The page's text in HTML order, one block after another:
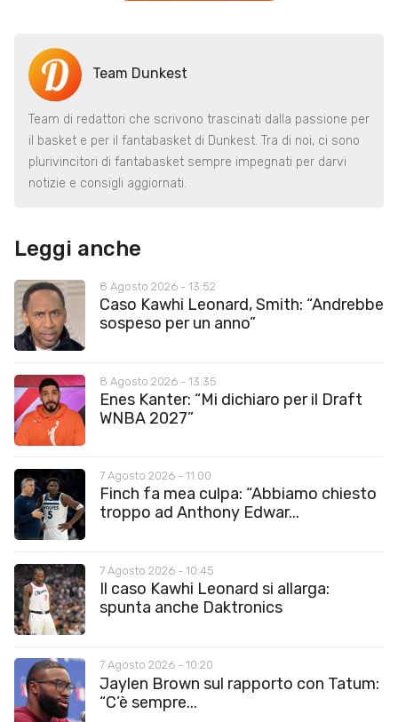
Team Dunkest
Team di redattori che scrivono trascinati dalla passione per
il basket e per il fantabasket di Dunkest. Tra di noi, ci sono
plurivincitori di fantabasket sempre impegnati per darvi
notizie e consigli aggiornati.
Leggi anche
8 Agosto 2026 - 13:52
Caso Kawhi Leonard, Smith: “Andrebbe
sospeso per un anno”
8 Agosto 2026 - 13:35
Enes Kanter: “Mi dichiaro per il Draft
WNBA 2027”
7 Agosto 2026 - 11:00
Finch fa mea culpa: “Abbiamo chiesto
troppo ad Anthony Edwar...
7 Agosto 2026 - 10:45
Il caso Kawhi Leonard si allarga:
spunta anche Daktronics
7 Agosto 2026 - 10:20
Jaylen Brown sul rapporto con Tatum:
“C’è sempre...